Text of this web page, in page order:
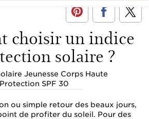
choisir un indice
solaire ?
ou simple retour des beaux jours,
de profiter du soleil. Pour des